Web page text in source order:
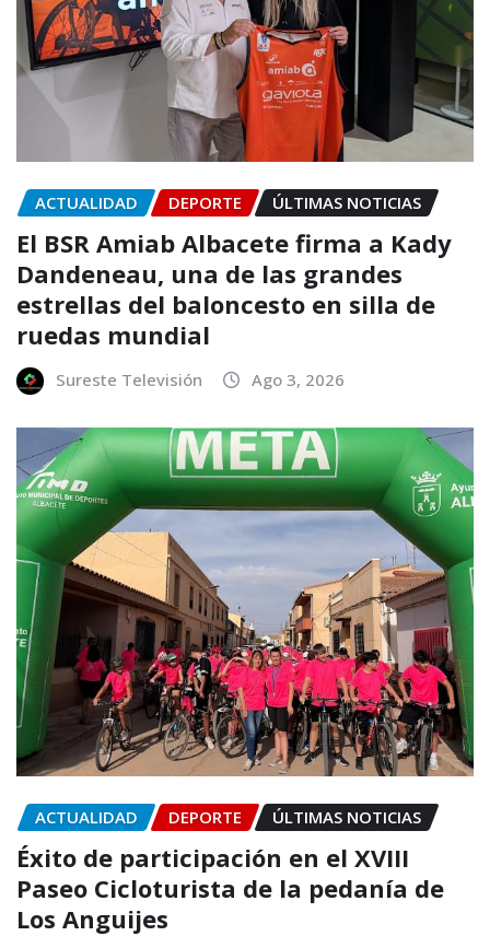
ACTUALIDAD DEPORTE ÚLTIMAS NOTICIAS
El BSR Amiab Albacete firma a Kady
Dandeneau, una de las grandes
estrellas del baloncesto en silla de
ruedas mundial
Sureste Televisión Ago 3, 2026
ACTUALIDAD DEPORTE ÚLTIMAS NOTICIAS
Éxito de participación en el XVIII
Paseo Cicloturista de la pedanía de
Los Anguijes